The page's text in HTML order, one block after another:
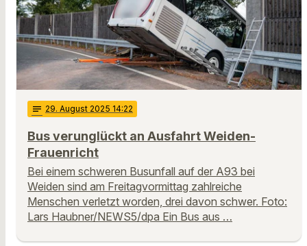
notes 29. August 2025 14:22
Bus verunglückt an Ausfahrt Weiden-
Frauenricht
Bei einem schweren Busunfall auf der A93 bei
Weiden sind am Freitagvormittag zahlreiche
Menschen verletzt worden, drei davon schwer. Foto:
Lars Haubner/NEWS5/dpa Ein Bus aus …